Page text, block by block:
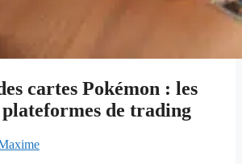
cartes Pokémon : les
de trading